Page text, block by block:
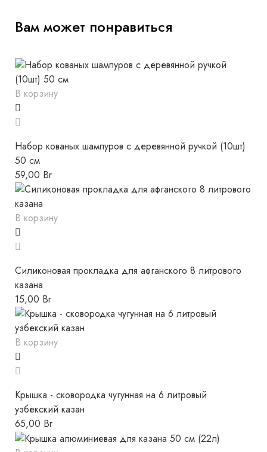
Вам может понравиться
В корзину
Набор кованых шампуров с деревянной ручкой (10шт)
50 см
59,00 Br
В корзину
Силиконовая прокладка для афганского 8 литрового
казана
15,00 Br
В корзину
Крышка - сковородка чугунная на 6 литровый
узбекский казан
65,00 Br